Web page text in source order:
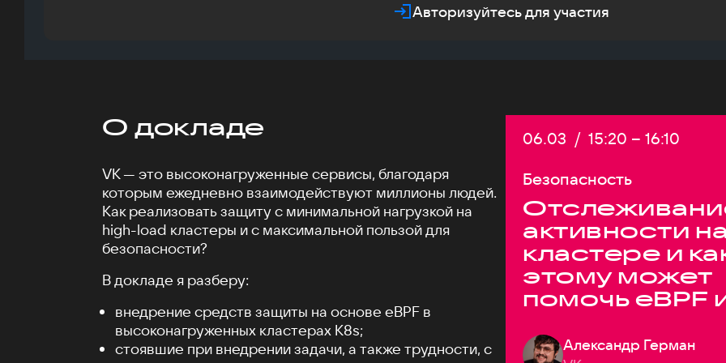
Авторизуйтесь для участия
О докладе
VK — это высоконагруженные сервисы, благодаря
которым ежедневно взаимодействуют миллионы людей.
Как реализовать защиту с минимальной нагрузкой на
high-load кластеры и с максимальной пользой для
безопасности?
В докладе я разберу:
внедрение средств защиты на основе eBPF в
высоконагруженных кластерах K8s;
стоявшие при внедрении задачи, а также трудности, с
Дата:
06.03 / Начало:
15:20 – Конец:
16:10
Безопасность
активности на
кластере и
этому может
помочь eBPF
Александр Герман